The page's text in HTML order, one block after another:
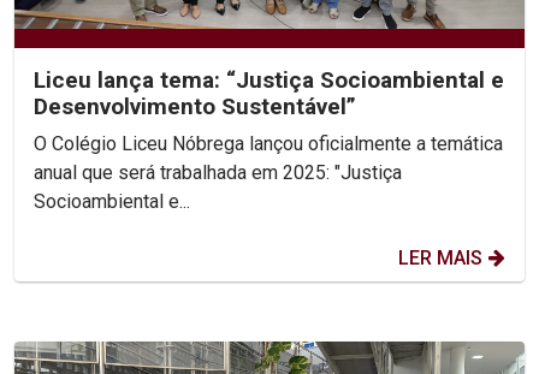
Liceu lança tema: “Justiça Socioambiental e
Desenvolvimento Sustentável”
O Colégio Liceu Nóbrega lançou oficialmente a temática
anual que será trabalhada em 2025: "Justiça
Socioambiental e...
LER MAIS